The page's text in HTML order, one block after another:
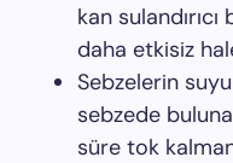
kan
daha etkisiz
Sebzelerin
sebzede
süre tok